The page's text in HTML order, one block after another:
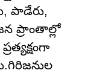
పాడేరు,
ప్రాంతాల్లో